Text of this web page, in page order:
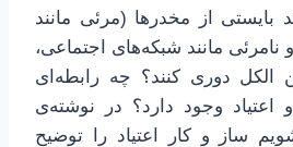
بایستی از مخدرها (مرئی مانند
مانند شبکه‌های اجتماعی،
الکل دوری کنند؟ چه رابطه‌ای
اعتیاد وجود دارد؟ در نوشته‌ی
ساز و کار اعتیاد را توضیح